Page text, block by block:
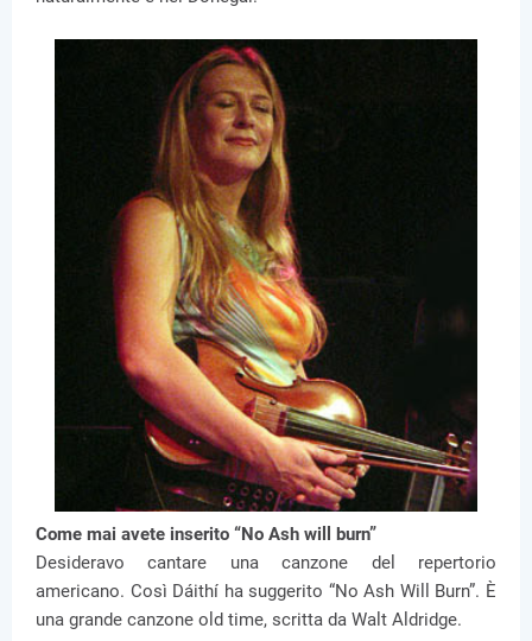
Come mai avete inserito “No Ash will burn”
Desideravo cantare una canzone del repertorio
americano. Così Dáithí ha suggerito “No Ash Will Burn”. È
una grande canzone old time, scritta da Walt Aldridge.